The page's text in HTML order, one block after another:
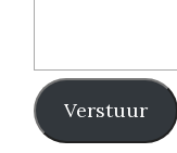
Verstuur